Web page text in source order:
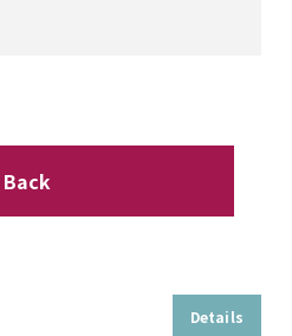
Back
Details